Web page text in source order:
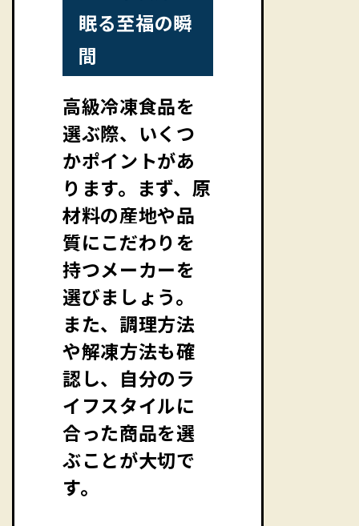
眠る至福の瞬
間
高級冷凍食品を
選ぶ際、いくつ
かポイントがあ
ります。まず、原
材料の産地や品
質にこだわりを
持つメーカーを
選びましょう。
また、調理方法
や解凍方法も確
認し、自分のラ
イフスタイルに
合った商品を選
ぶことが大切で
す。